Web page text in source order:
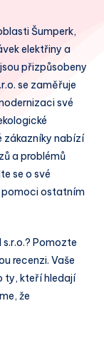
Šumperk,
elektřiny a
přizpůsobeny
se zaměřuje
své
zákazníky nabízí
a problémů
se o své
pomoci ostatním
Pomozte
recenzi. Vaše
ty, kteří hledají
že